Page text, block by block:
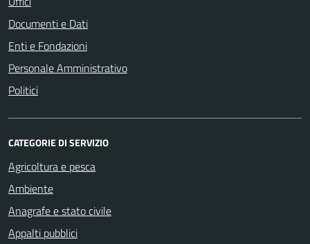
Documenti e Dati
Enti e Fondazioni
Personale Amministrativo
Politici
CATEGORIE DI SERVIZIO
Agricoltura e pesca
Ambiente
Anagrafe e stato civile
Appalti pubblici